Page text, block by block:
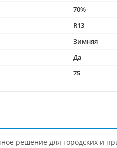
70%
R13
Зимняя
Да
75
решение для городских и